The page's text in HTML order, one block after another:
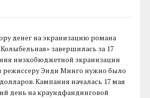
денег на экранизацию романа
завершилась за 17
низкобюджетной экранизации
режиссеру Энди Минго нужно было
Кампания началась 17 мая
день на краундфандинговой